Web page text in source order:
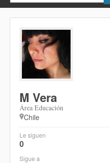
M Vera
Área Educación
Chile
Le siguen
0
Sigue a